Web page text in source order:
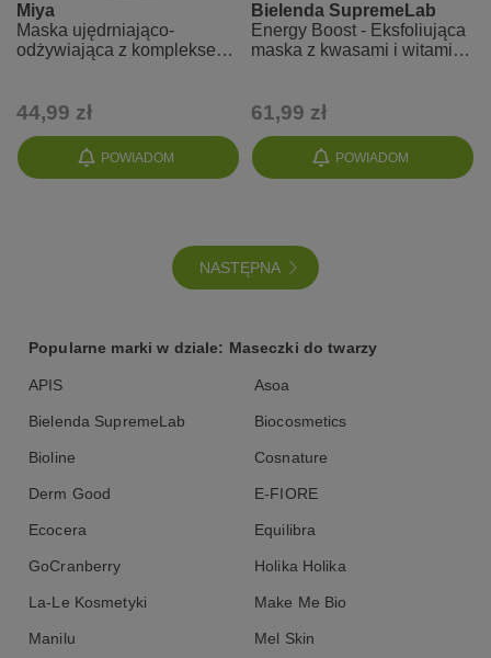
POWIADOM
Miya
Maska ujędrniająco-
odżywiająca z kompleksem
44,99 zł
POWIADOM
Bielenda SupremeLab
Energy Boost - Eksfoliująca
maska z kwasami i witaminą
61,99 zł
NASTĘPNA
Popularne marki w dziale: Maseczki do twarzy
APIS Asoa
Bielenda SupremeLab Biocosmetics
Bioline Cosnature
Derm Good E-FIORE
Ecocera Equilibra
GoCranberry Holika Holika
La-Le Kosmetyki Make Me Bio
Manilu Mel Skin